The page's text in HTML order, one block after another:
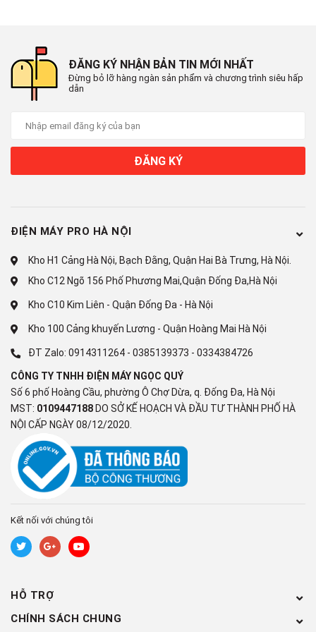
Hiệu suất sử dụng điện:
16.5 Wh/kg
Loại Inverter:
Công nghệ EcoInverter
Giặt chăn ga
Giặt nhanh 15 phút
Giặt nhanh 39 phút
Giặt tiết kiệm
Làm mới quần áo
Vắt
Xả + vắt
Đồ cotton
Đồ hỗn hợp
Đồ len
ĐĂNG KÝ NHẬN BẢN TIN MỚI NHẤT
Đừng bỏ lỡ hàng ngàn sản phẩm và chương trình siêu hấp
dẫn
ĐĂNG KÝ
ĐIỆN MÁY PRO HÀ NỘI
Kho H1 Cảng Hà Nội, Bạch Đằng, Quận Hai Bà Trưng, Hà Nội.
Kho C12 Ngõ 156 Phố Phương Mai,Quận Đống Đa,Hà Nội
Kho C10 Kim Liên - Quận Đống Đa - Hà Nội
Kho 100 Cảng khuyến Lương - Quận Hoàng Mai Hà Nội
ĐT Zalo: 0914311264 - 0385139373 - 0334384726
CÔNG TY TNHH ĐIỆN MÁY NGỌC QUÝ
Số 6 phố Hoàng Cầu, phường Ô Chợ Dừa, q. Đống Đa, Hà Nội
MST: 0109447188 DO SỞ KẾ HOẠCH VÀ ĐẦU TƯ THÀNH PHỐ HÀ
NỘI CẤP NGÀY 08/12/2020.
Kết nối với chúng tôi
HỖ TRỢ
CHÍNH SÁCH CHUNG